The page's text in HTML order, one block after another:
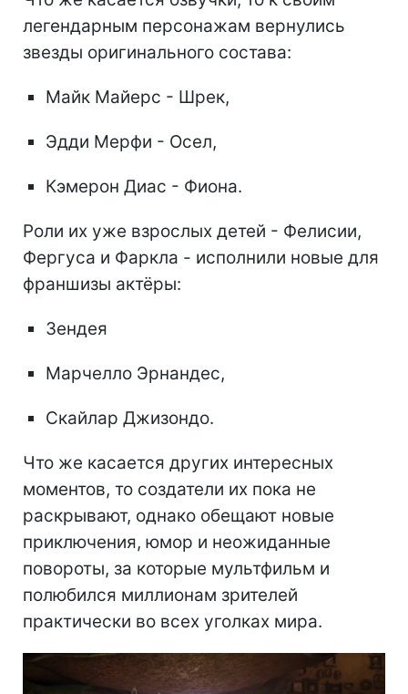
легендарным персонажам вернулись
звезды оригинального состава:
Майк Майерс - Шрек,
Эдди Мерфи - Осел,
Кэмерон Диас - Фиона.
Роли их уже взрослых детей - Фелисии,
Фергуса и Фаркла - исполнили новые для
франшизы актёры:
Зендея
Марчелло Эрнандес,
Скайлар Джизондо.
Что же касается других интересных
моментов, то создатели их пока не
раскрывают, однако обещают новые
приключения, юмор и неожиданные
повороты, за которые мультфильм и
полюбился миллионам зрителей
практически во всех уголках мира.